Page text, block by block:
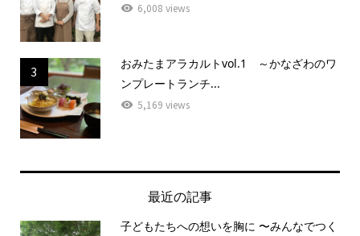
6,008 views
3
おみたまアラカルトvol.1 ～かなざわのワ
ンプレートランチ...
5,169 views
最近の記事
子どもたちへの想いを胸に 〜みんなでつく